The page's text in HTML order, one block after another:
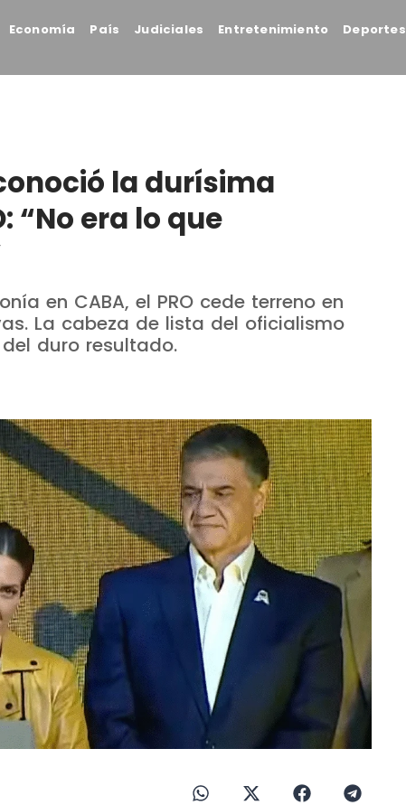
Economía País Judiciales Entretenimiento Deportes
la durísima
“No era lo que
en CABA, el PRO cede terreno en
La cabeza de lista del oficialismo
duro resultado.